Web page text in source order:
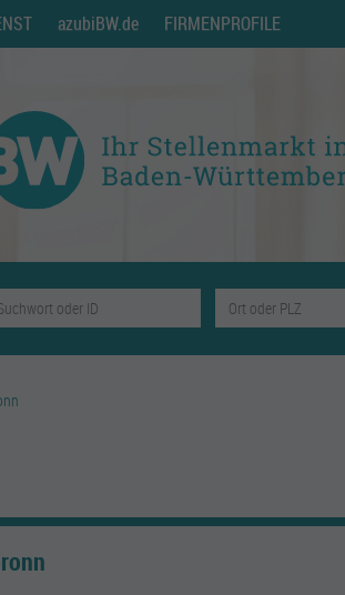
azubiBW.de FIRMENPROFILE